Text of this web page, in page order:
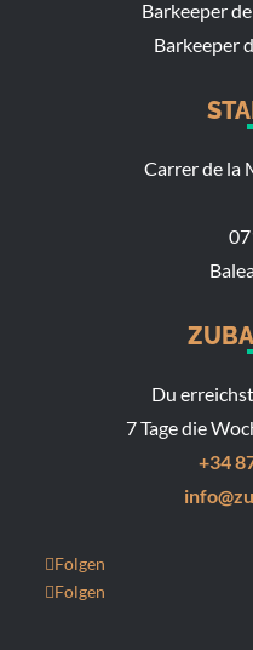
Barkeeper
Barkeeper
Carrer de la
Du
7 Tage die
+34
Folgen
Folgen